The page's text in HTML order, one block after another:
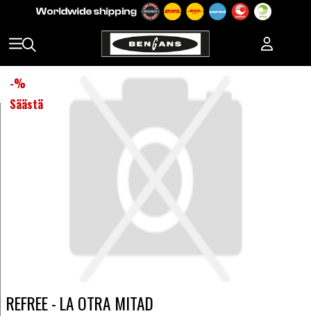
-%
Säästä
REFREE - LA OTRA MITAD